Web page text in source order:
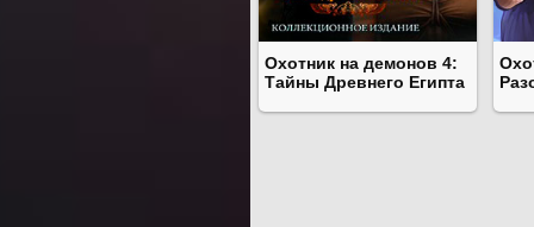
Охотник на демонов 4:
Тайны Древнего Египта